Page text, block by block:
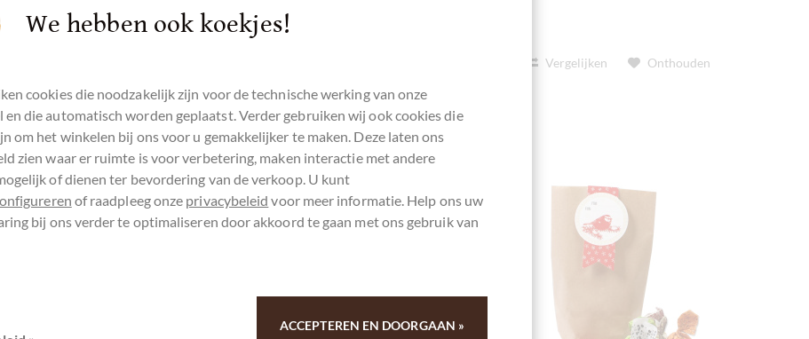
Vergelijken Onthouden
We hebben ook koekjes!
cookies die noodzakelijk zijn voor de technische werking van onze
en die automatisch worden geplaatst. Verder gebruiken wij ook cookies die
om het winkelen bij ons voor u gemakkelijker te maken. Deze laten ons
zien waar er ruimte is voor verbetering, maken interactie met andere
of dienen ter bevordering van de verkoop. U kunt
of raadpleeg onze privacybeleid voor meer informatie. Help ons uw
bij ons verder te optimaliseren door akkoord te gaan met ons gebruik van
ACCEPTEREN EN DOORGAAN »